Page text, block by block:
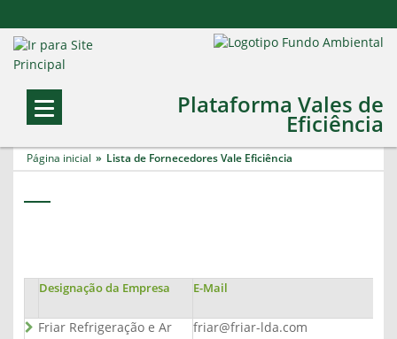
Plataforma Vales de
Eficiência
Página inicial Lista de Fornecedores Vale Eficiência
Designação da Empresa E-Mail
Friar Refrigeração e Ar
friar@friar-lda.com